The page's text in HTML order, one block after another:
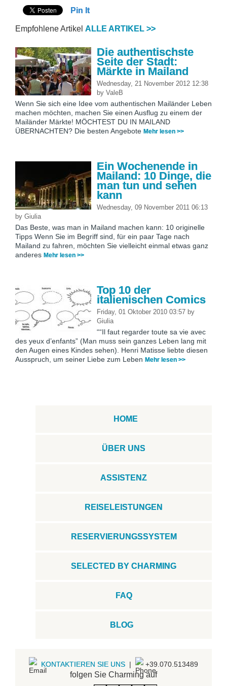
Pin It
Empfohlene Artikel ALLE ARTIKEL >>
Die authentischste
Seite der Stadt:
Märkte in Mailand
Wednesday, 21 November 2012 12:38
by ValeB
Wenn Sie sich eine Idee vom authentischen Mailänder Leben
machen möchten, machen Sie einen Ausflug zu einem der
Mailänder Märkte! MÖCHTEST DU IN MAILAND
ÜBERNACHTEN? Die besten Angebote Mehr lesen >>
Ein Wochenende in
Mailand: 10 Dinge, die
man tun und sehen
kann
Wednesday, 09 November 2011 06:13
by Giulia
Das Beste, was man in Mailand machen kann: 10 originelle
Tipps Wenn Sie im Begriff sind, für ein paar Tage nach
Mailand zu fahren, möchten Sie vielleicht einmal etwas ganz
anderes Mehr lesen >>
Top 10 der
italienischen Comics
Friday, 01 Oktober 2010 03:57 by
Giulia
““Il faut regarder toute sa vie avec
des yeux d’enfants” (Man muss sein ganzes Leben lang mit
den Augen eines Kindes sehen). Henri Matisse liebte diesen
Ausspruch, um seiner Liebe zum Leben Mehr lesen >>
HOME
ÜBER UNS
ASSISTENZ
REISELEISTUNGEN
RESERVIERUNGSSYSTEM
SELECTED BY CHARMING
FAQ
BLOG
KONTAKTIEREN SIE UNS | +39.070.513489
folgen Sie Charming auf